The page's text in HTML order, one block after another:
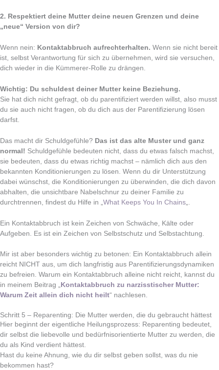
2. Respektiert deine Mutter deine neuen Grenzen und deine
„neue“ Version von dir?
Wenn nein: Kontaktabbruch aufrechterhalten. Wenn sie nicht bereit
ist, selbst Verantwortung für sich zu übernehmen, wird sie versuchen,
dich wieder in die Kümmerer-Rolle zu drängen.
Wichtig: Du schuldest deiner Mutter keine Beziehung.
Sie hat dich nicht gefragt, ob du parentifiziert werden willst, also musst
du sie auch nicht fragen, ob du dich aus der Parentifizierung lösen
darfst.
Das macht dir Schuldgefühle? Das ist das alte Muster und ganz
normal! Schuldgefühle bedeuten nicht, dass du etwas falsch machst,
sie bedeuten, dass du etwas richtig machst – nämlich dich aus den
bekannten Konditionierungen zu lösen. Wenn du dir Unterstützung
dabei wünschst, die Konditionierungen zu überwinden, die dich davon
abhalten, die unsichtbare Nabelschnur zu deiner Familie zu
durchtrennen, findest du Hilfe in „ What Keeps You In Chains
Ein Kontaktabbruch ist kein Zeichen von Schwäche, Kälte oder
Aufgeben. Es ist ein Zeichen von Selbstschutz und Selbstachtung.
Mir ist aber besonders wichtig zu betonen: Ein Kontaktabbruch allein
reicht NICHT aus, um dich langfristig aus Parentifizierungsdynamiken
zu befreien. Warum ein Kontaktabbruch alleine nicht reicht, kannst du
in meinem Beitrag „ Kontaktabbruch zu narzisstischer Mutter:
Warum Zeit allein dich nicht heilt“ nachlesen.
Schritt 5 – Reparenting: Die Mutter werden, die du gebraucht hättest
Hier beginnt der eigentliche Heilungsprozess: Reparenting bedeutet,
dir selbst die liebevolle und bedürfnisorientierte Mutter zu werden, die
du als Kind verdient hättest.
Hast du keine Ahnung, wie du dir selbst geben sollst, was du nie
bekommen hast?